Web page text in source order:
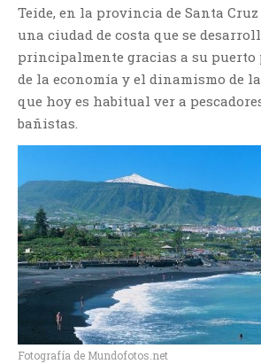
Teide, en la provincia de Santa Cruz
una ciudad de costa que se
principalmente gracias a su puerto
de la economía y el dinamismo de
que hoy es habitual ver a
bañistas.
Fotografía de Mundofotos.net